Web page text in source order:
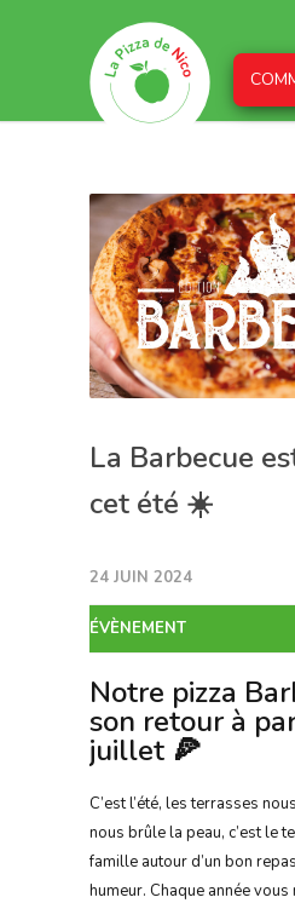
La Barbecue
cet été ☀️
24 JUIN 2024
ÉVÈNEMENT
Notre pizza
son retour à
juillet 🍕
C’est l’été, les terrasses
nous brûle la peau, c’est le
famille autour d’un bon
humeur. Chaque année